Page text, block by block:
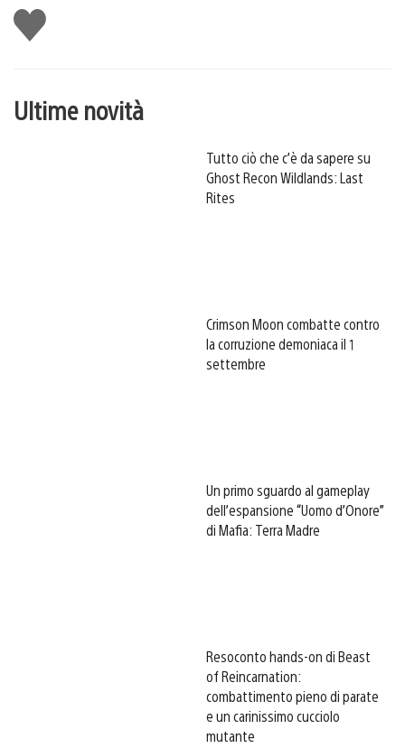
Mi
piace
Ultime novità
Tutto ciò che c’è da sapere su
Ghost Recon Wildlands: Last
Rites
Crimson Moon combatte contro
la corruzione demoniaca il 1
settembre
Un primo sguardo al gameplay
dell’espansione “Uomo d’Onore”
di Mafia: Terra Madre
Resoconto hands-on di Beast
of Reincarnation:
combattimento pieno di parate
e un carinissimo cucciolo
mutante